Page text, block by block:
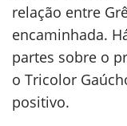
relação entre
encaminhada.
partes sobre o
o Tricolor
positivo.